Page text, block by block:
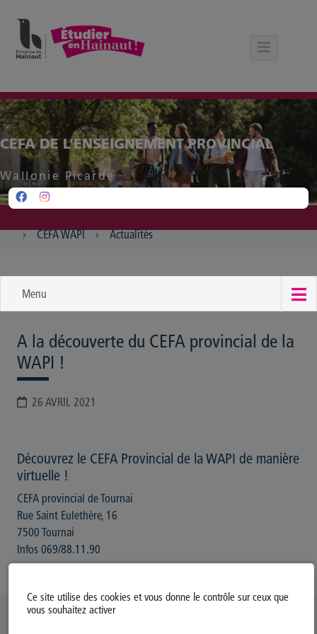
Ce site utilise des cookies et vous donne le contrôle sur ceux que
vous souhaitez activer
CEFA DE L’ENSEIGNEMENT PROVINCIAL
Wallonie Picarde
CEFA WAPI Actualités
Menu
A la découverte du CEFA provincial de la
WAPI !
26 AVRIL 2021
Découvrez le CEFA Provincial de la WAPI de manière
virtuelle !
CEFA provincial de Tournai
Rue Saint Eulethère, 16
7500 Tournai
Infos 069/88.11.90